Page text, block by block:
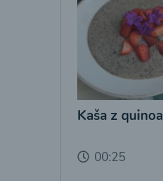
Kaša z quinoa
00:25